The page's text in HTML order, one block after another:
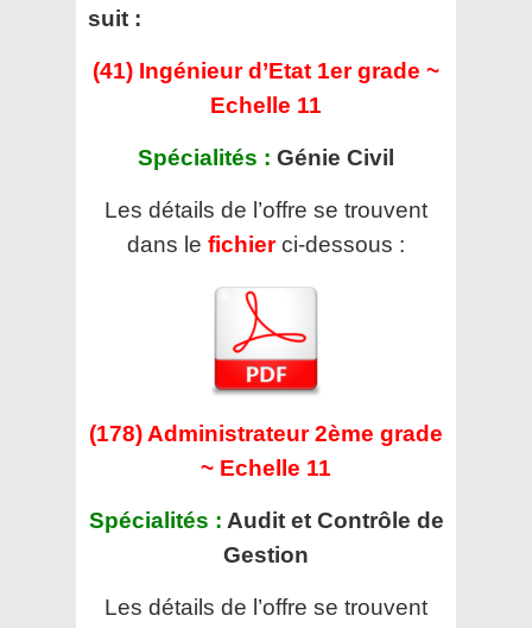
suit :
(41) Ingénieur d’Etat 1er grade ~
Echelle 11
Spécialités : Génie Civil
Les détails de l’offre se trouvent
dans le fichier ci-dessous :
(178) Administrateur 2ème grade
~ Echelle 11
Spécialités : Audit et Contrôle de
Gestion
Les détails de l’offre se trouvent